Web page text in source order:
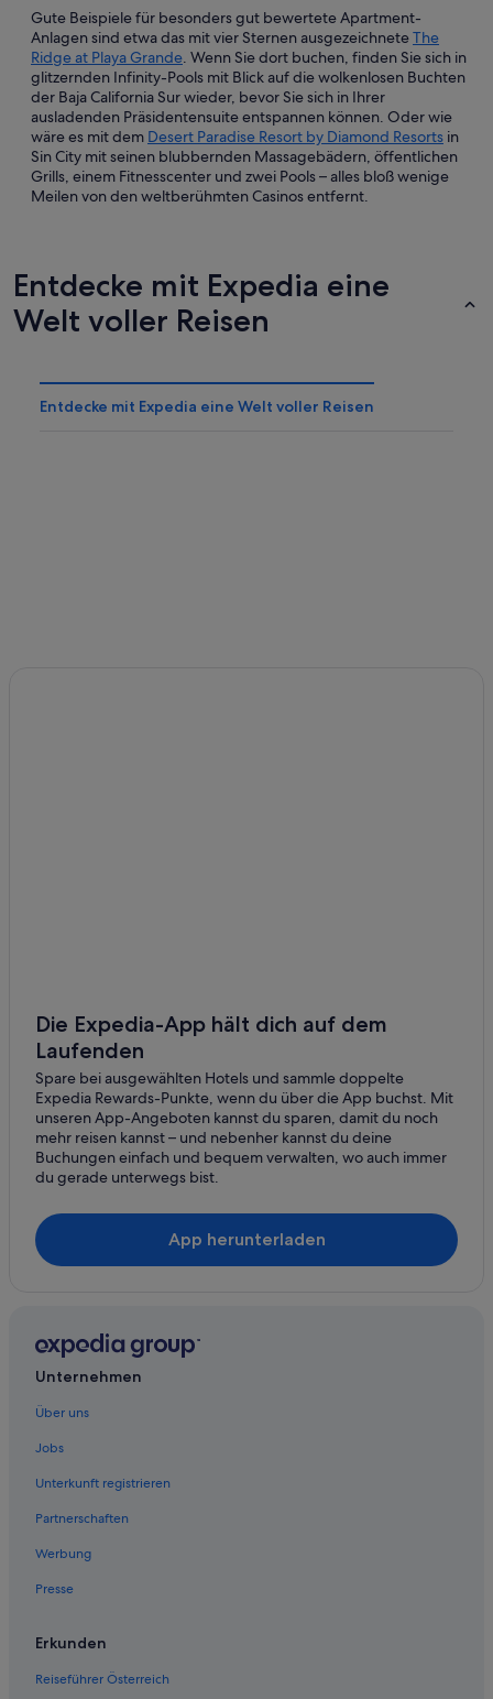
Gute Beispiele für besonders gut bewertete Apartment-
Anlagen sind etwa das mit vier Sternen ausgezeichneteThe
Ridge at Playa Grande. Wenn Sie dort buchen, finden Sie sich in
glitzernden Infinity-Pools mit Blick auf die wolkenlosen Buchten
der Baja California Sur wieder, bevor Sie sich in Ihrer
ausladenden Präsidentensuite entspannen können. Oder wie
wäre es mit dem Desert Paradise Resort by Diamond Resorts in
Sin City mit seinen blubbernden Massagebädern, öffentlichen
Grills, einem Fitnesscenter und zwei Pools – alles bloß wenige
Meilen von den weltberühmten Casinos entfernt.
Entdecke mit Expedia eine
Welt voller Reisen
Entdecke mit Expedia eine Welt voller Reisen
Die Expedia-App hält dich auf dem
Laufenden
Spare bei ausgewählten Hotels und sammle doppelte
Expedia Rewards-Punkte, wenn du über die App buchst. Mit
unseren App-Angeboten kannst du sparen, damit du noch
mehr reisen kannst – und nebenher kannst du deine
Buchungen einfach und bequem verwalten, wo auch immer
du gerade unterwegs bist.
App herunterladen
Unternehmen
Über uns
Jobs
Unterkunft registrieren
Partnerschaften
Werbung
Presse
Erkunden
Reiseführer Österreich